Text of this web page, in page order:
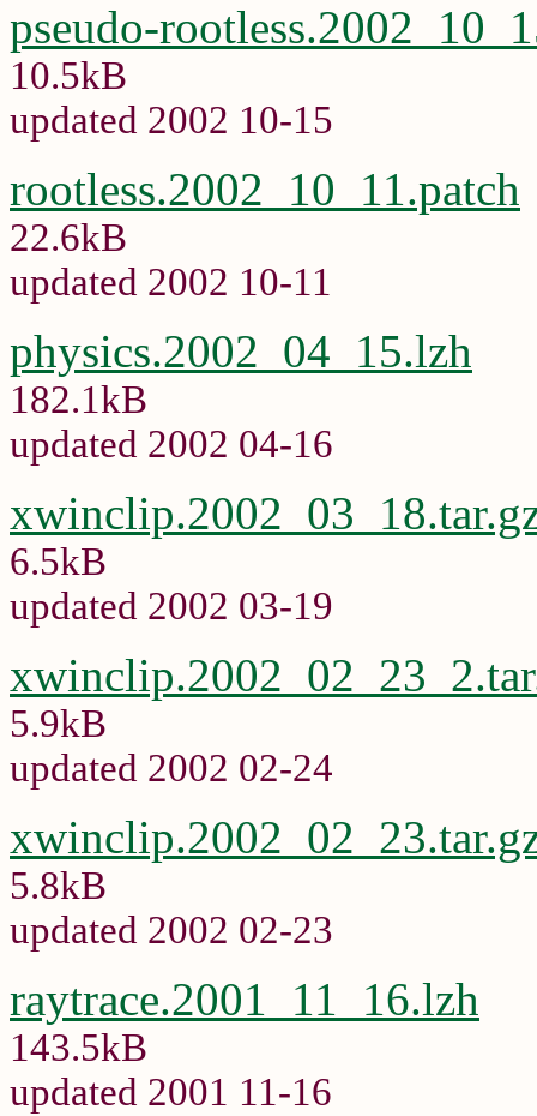
pseudo-
10.5kB
updated 2002 10-15
rootless.2002_10_11.patch
22.6kB
updated 2002 10-11
physics.2002_04_15.lzh
182.1kB
updated 2002 04-16
6.5kB
updated 2002 03-19
5.9kB
updated 2002 02-24
5.8kB
updated 2002 02-23
raytrace.2001_11_16.lzh
143.5kB
updated 2001 11-16